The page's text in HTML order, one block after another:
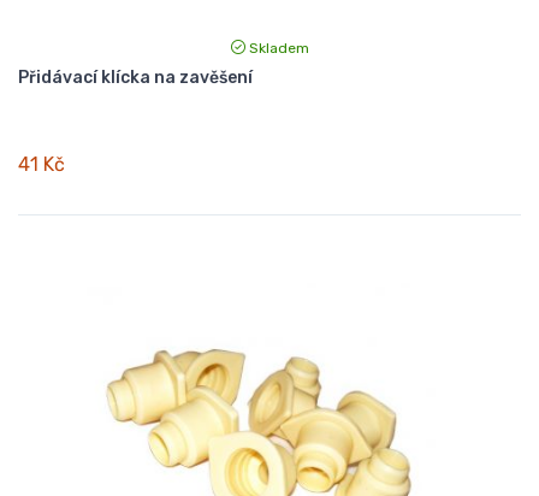
Skladem
Přidávací klícka na zavěšení
41 Kč